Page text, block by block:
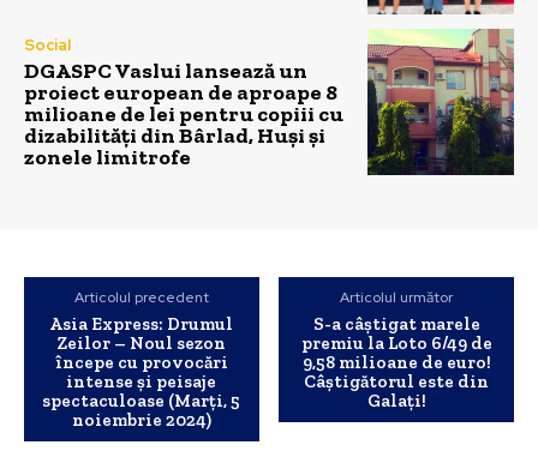
Social
DGASPC Vaslui lansează un
proiect european de aproape 8
milioane de lei pentru copiii cu
dizabilități din Bârlad, Huși și
zonele limitrofe
Articolul precedent
Asia Express: Drumul
Zeilor – Noul sezon
începe cu provocări
intense și peisaje
spectaculoase (Marți, 5
noiembrie 2024)
Articolul următor
S-a câștigat marele
premiu la Loto 6/49 de
9,58 milioane de euro!
Câștigătorul este din
Galați!